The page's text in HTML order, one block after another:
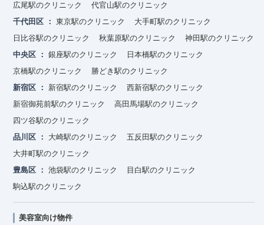
広尾駅のクリニック
代官山駅のクリニック
千代田区
東京駅のクリニック
大手町駅のクリニック
日比谷駅のクリニック
秋葉原駅のクリニック
神田駅のクリニック
中央区
銀座駅のクリニック
日本橋駅のクリニック
京橋駅のクリニック
勝どき駅のクリニック
新宿区
新宿駅のクリニック
西新宿駅のクリニック
新宿御苑前駅のクリニック
高田馬場駅のクリニック
四ツ谷駅のクリニック
品川区
大崎駅のクリニック
五反田駅のクリニック
大井町駅のクリニック
豊島区
池袋駅のクリニック
目白駅のクリニック
駒込駅のクリニック
美容室向け物件